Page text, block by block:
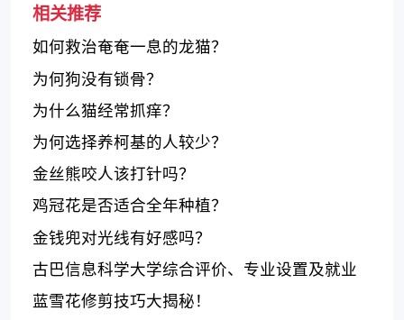
相关推荐
如何救治奄奄一息的龙猫？
为何狗没有锁骨？
为什么猫经常抓痒？
为何选择养柯基的人较少？
金丝熊咬人该打针吗？
鸡冠花是否适合全年种植？
金钱兜对光线有好感吗？
古巴信息科学大学综合评价、专业设置及就业
前景
蓝雪花修剪技巧大揭秘！